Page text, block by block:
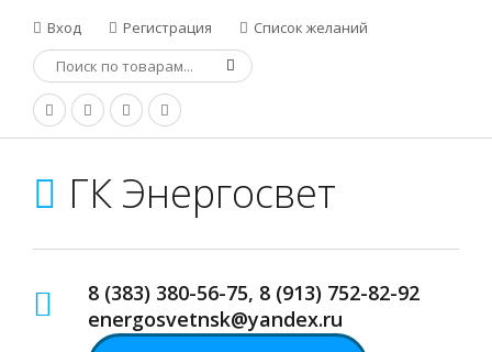
Вход Регистрация Список желаний
ГК Энергосвет
8 (383) 380-56-75, 8 (913) 752-82-92
energosvetnsk@yandex.ru